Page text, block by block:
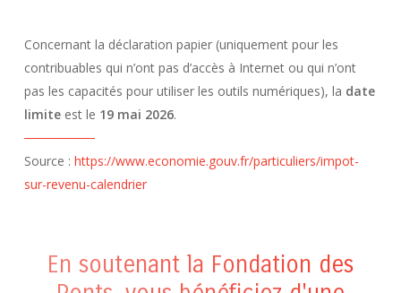
Concernant la déclaration papier (uniquement pour les
contribuables qui n’ont pas d’accès à Internet ou qui n’ont
pas les capacités pour utiliser les outils numériques), la date
limite est le 19 mai 2026.
Source :https://www.economie.gouv.fr/particuliers/impot-
sur-revenu-calendrier
En soutenant la Fondation des